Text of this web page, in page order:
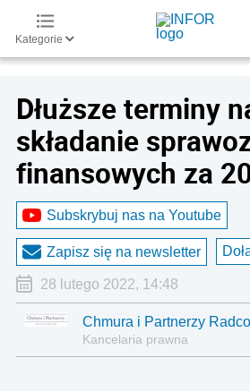
Kategorie
Dłuższe terminy
składanie
finansowych za
Subskrybuj nas na Youtube
Zapisz się na newsletter
28 lutego 2022, 14:48
Chmura i Partnerzy
Kancelaria prawna